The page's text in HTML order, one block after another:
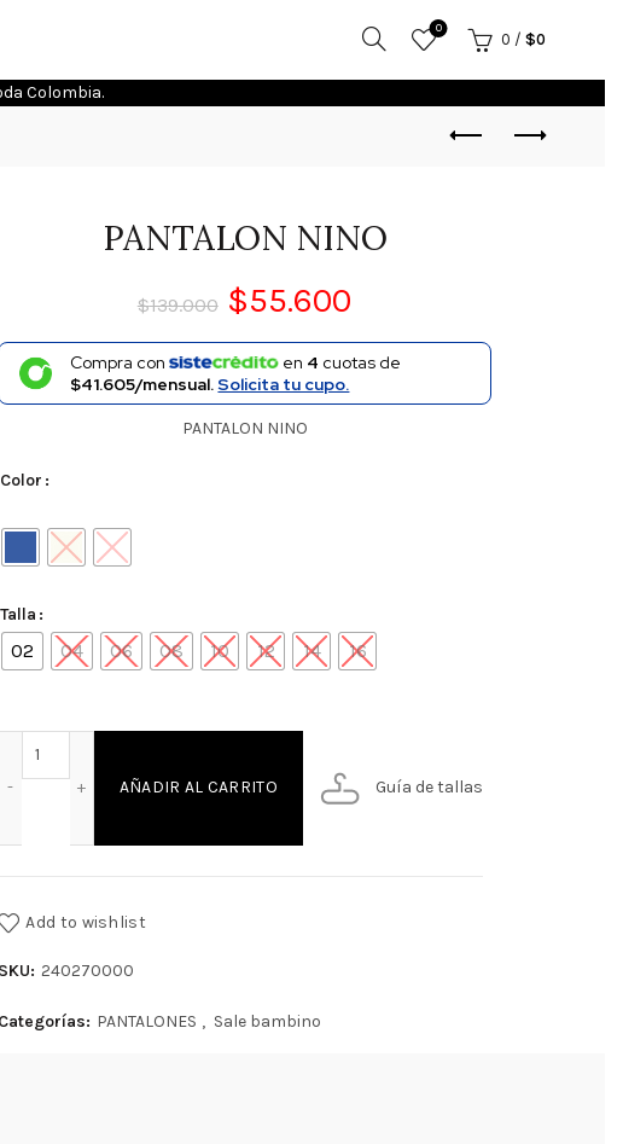
0
0 / $0
Colombia.
PANTALON NINO
$139.000 $55.600
Compra con en 4 cuotas de
$41.605/mensual.Solicita tu cupo.
PANTALON NINO
Color
Talla
02 04 06 08 10 12 14 16
AÑADIR AL CARRITO Guía de tallas
Add to wishlist
SKU: 240270000
Categorías: PANTALONES , Sale bambino